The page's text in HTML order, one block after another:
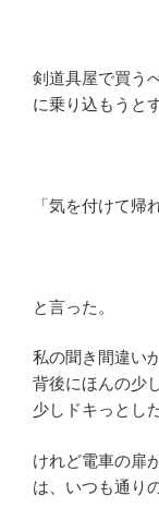
剣道具屋で買う
に乗り込もうと
「気を付けて帰
と言った。
私の聞き間違い
背後にほんの少
少しドキっとした
けれど電車の扉
は、いつも通り